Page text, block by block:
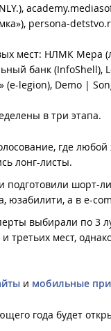
persona-
мест: НЛМК Мера
банк (InfoShell),
(e-legion), Demo |
в три этапа.
где
лонг-листы.
шорт-
юзабилити, а в e-
выбирали по
третьих мест,
и мобильные
года будет